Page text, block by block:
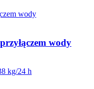
wody